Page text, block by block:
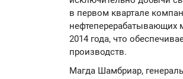
в первом квартале
нефтеперерабатывающих
2014 года, что
производств.
Магда Шамбриар,